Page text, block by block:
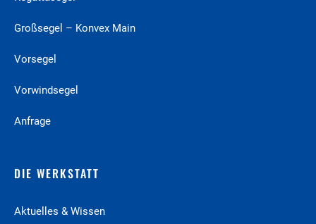
Großsegel – Konvex Main
Vorsegel
Vorwindsegel
Anfrage
DIE WERKSTATT
Aktuelles & Wissen